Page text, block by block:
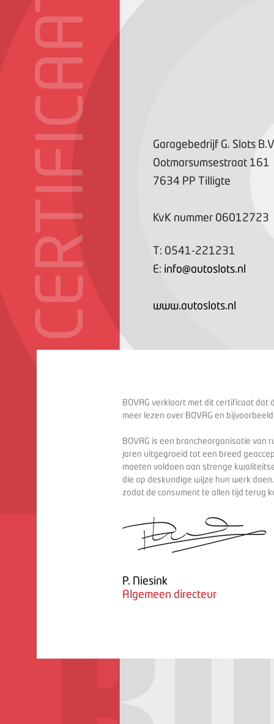
CERTIFICAAT
Garagebedrijf G. Slots
Ootmarsumsestraat 161
7634 PP Tilligte
KvK nummer 06012723
T: 0541-221231
E: info@autoslots.nl
www.autoslots.nl
BOVAG verklaart met dit certificaat dat
meer lezen over BOVAG en
BOVAG is een brancheorganisatie van
jaren uitgegroeid tot een breed
moeten voldoen aan strenge
die op deskundige wijze hun werk
zodat de consument te allen tijd terug
P. Niesink
Algemeen directeur